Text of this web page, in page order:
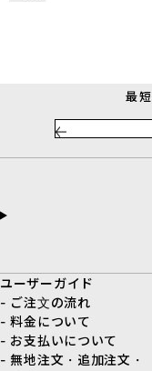
最
ユーザーガイド
- ご注文の流れ
- 料金について
- お支払いについて
- 無地注文・追加注文・